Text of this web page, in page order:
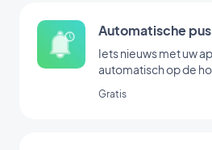
Automatische
Iets nieuws met uw
automatisch op de
Gratis